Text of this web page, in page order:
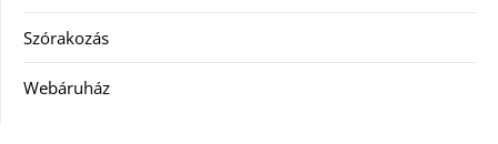
Szórakozás
Webáruház